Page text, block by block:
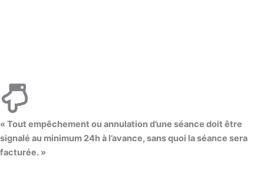
« Tout empêchement ou annulation d’une séance doit être
signalé au minimum 24h à l’avance, sans quoi la séance sera
facturée. »